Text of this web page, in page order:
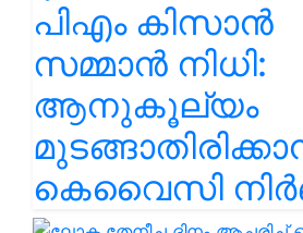
പിഎം കിസാൻ
സമ്മാൻ നിധി:
ആനുകൂല്യം
കെവൈസി